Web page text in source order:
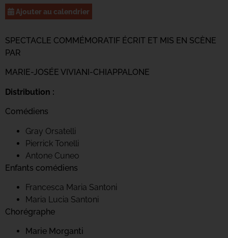
Ajouter au calendrier
SPECTACLE COMMÉMORATIF ÉCRIT ET MIS EN SCÈNE
PAR
MARIE-JOSÉE VIVIANI-CHIAPPALONE
Distribution :
Comédiens
Gray Orsatelli
Pierrick Tonelli
Antone Cuneo
Enfants comédiens
Francesca Maria Santoni
Maria Lucia Santoni
Chorégraphe
Marie Morganti